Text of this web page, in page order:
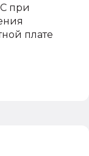
при
плате